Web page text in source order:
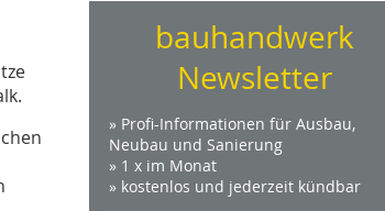
bauhandwerk
Newsletter
» Profi-Informationen für Ausbau,
Neubau und Sanierung
» 1 x im Monat
» kostenlos und jederzeit kündbar